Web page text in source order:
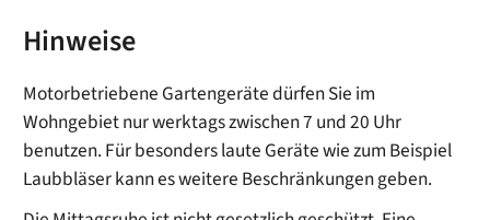
Hinweise
Motorbetriebene Gartengeräte dürfen Sie im
Wohngebiet nur werktags zwischen 7 und 20 Uhr
benutzen. Für besonders laute Geräte wie zum Beispiel
Laubbläser kann es weitere Beschränkungen geben.